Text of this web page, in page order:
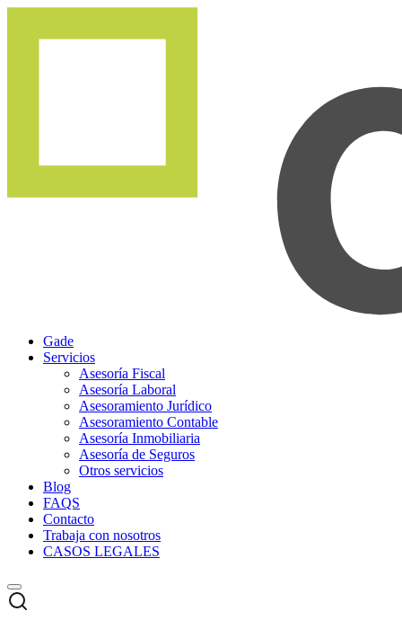
Gade
Servicios
Asesoría Fiscal
Asesoría Laboral
Asesoramiento Jurídico
Asesoramiento Contable
Asesoría Inmobiliaria
Asesoría de Seguros
Otros servicios
Blog
FAQS
Contacto
Trabaja con nosotros
CASOS LEGALES